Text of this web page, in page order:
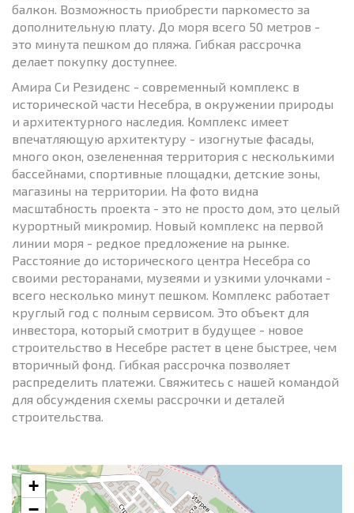
балкон. Возможность приобрести паркоместо за
дополнительную плату. До моря всего 50 метров -
это минута пешком до пляжа. Гибкая рассрочка
делает покупку доступнее.
Амира Си Резиденс - современный комплекс в
исторической части Несебра, в окружении природы
и архитектурного наследия. Комплекс имеет
впечатляющую архитектуру - изогнутые фасады,
много окон, озелененная территория с несколькими
бассейнами, спортивные площадки, детские зоны,
магазины на территории. На фото видна
масштабность проекта - это не просто дом, это целый
курортный микромир. Новый комплекс на первой
линии моря - редкое предложение на рынке.
Расстояние до исторического центра Несебра со
своими ресторанами, музеями и узкими улочками -
всего несколько минут пешком. Комплекс работает
круглый год с полным сервисом. Это объект для
инвестора, который смотрит в будущее - новое
строительство в Несебре растет в цене быстрее, чем
вторичный фонд. Гибкая рассрочка позволяет
распределить платежи. Свяжитесь с нашей командой
для обсуждения схемы рассрочки и деталей
строительства.
+